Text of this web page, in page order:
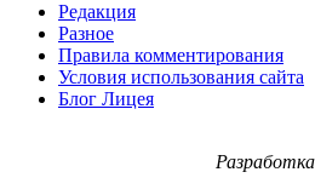
Редакция
Разное
Правила комментирования
Условия использования сайта
Блог Лицея
Разработка